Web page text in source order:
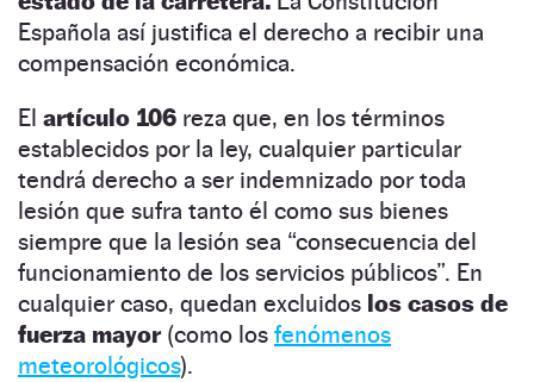
Española así justifica el derecho a recibir una
compensación económica.
El artículo 106 reza que, en los términos
establecidos por la ley, cualquier particular
tendrá derecho a ser indemnizado por toda
lesión que sufra tanto él como sus bienes
siempre que la lesión sea “consecuencia del
funcionamiento de los servicios públicos”. En
cualquier caso, quedan excluidos los casos de
fuerza mayor(como los fenómenos
meteorológicos).